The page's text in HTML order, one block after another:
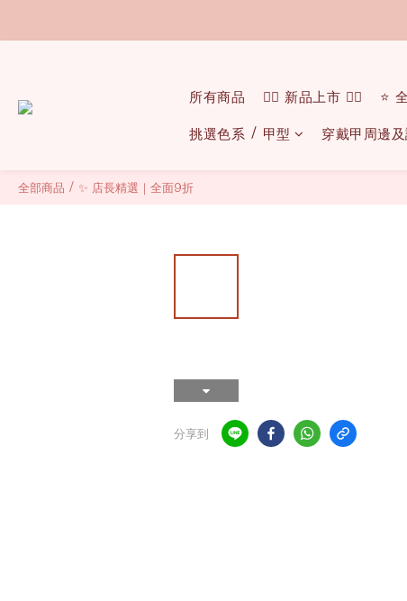
所有商品 ❤️‍🔥 新品上市 ❤️‍🔥 ⭐️
挑選色系 / 甲型 穿戴甲周邊
全部商品 / ✨ 店長精選｜全面9折
分享到